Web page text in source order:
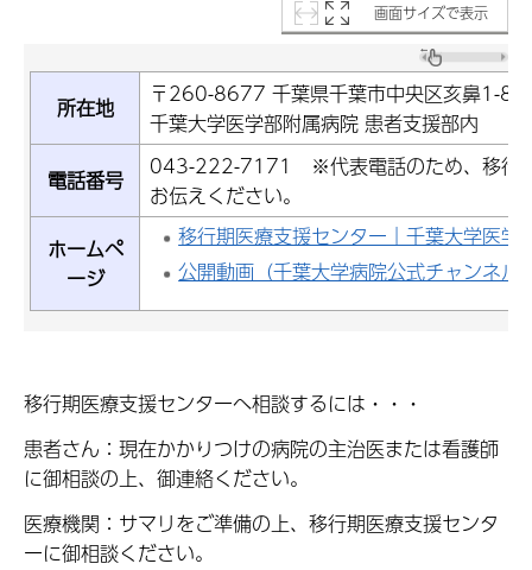
画面サイズで表示
所在地
〒260-8677 千葉県千葉市中央区亥鼻1-8-1
千葉大学医学部附属病院 患者支援部内
電話番号
043-222-7171 ※代表電話のため、移行期
お伝えください。
ホームペ
ージ
移行期医療支援センター｜千葉大学医学
公開動画（千葉大学病院公式チャンネル
移行期医療支援センターへ相談するには・・・
患者さん：現在かかりつけの病院の主治医または看護師
に御相談の上、御連絡ください。
医療機関：サマリをご準備の上、移行期医療支援センタ
ーに御相談ください。